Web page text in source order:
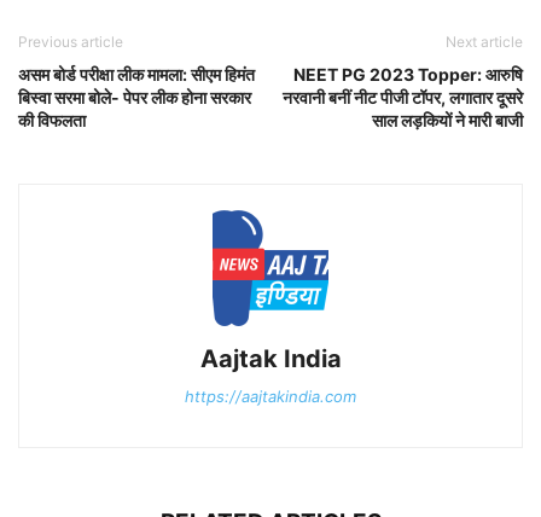
Previous article
असम बोर्ड परीक्षा लीक मामला: सीएम हिमंत
बिस्वा सरमा बोले- पेपर लीक होना सरकार
की विफलता
Next article
NEET PG 2023 Topper: आरुषि
नरवानी बनीं नीट पीजी टॉपर, लगातार दूसरे
साल लड़कियों ने मारी बाजी
Aajtak India
https://aajtakindia.com